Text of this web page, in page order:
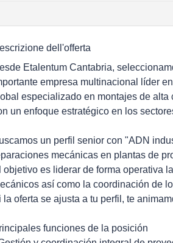
dell'offerta
Etalentum Cantabria,
empresa multinacional líder
especializado en montajes de
un enfoque estratégico en los
un perfil senior con "ADN
mecánicas en plantas de
objetivo es liderar de forma operativa
así como la coordinación de
la oferta se ajusta a tu perfil, te
funciones de la posición